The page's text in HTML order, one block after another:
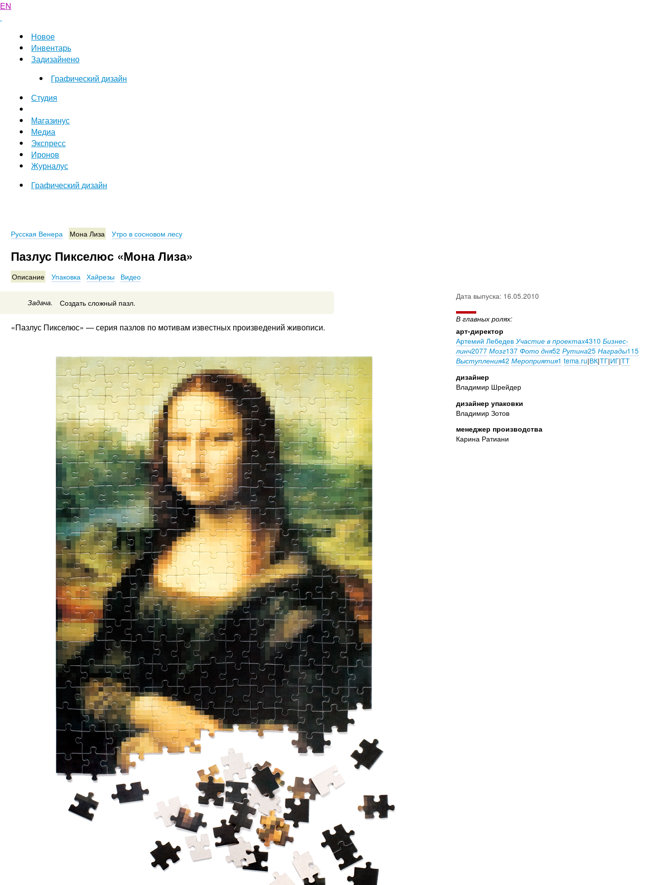
EN
Новое
Инвентарь
Задизайнено
Графический дизайн
Студия
Магазинус
Медиа
Экспресс
Иронов
Журналус
Графический дизайн
Русская Венера Мона Лиза Утро в сосновом лесу
Пазлус Пикселюс «Мона Лиза»
Описание Упаковка Хайрезы Видео
Задача. Создать сложный пазл.
«Пазлус Пикселюс» — серия пазлов по мотивам известных произведений живописи.
Дата выпуска: 16.05.2010
В главных ролях:
арт-директор
Артемий Лебедев Участие в проектах4310 Бизнес-
линч2077 Мозг137 Фото дня52 Рутина25 Награды115
Выступления42 Мероприятия1 tema.ru|ВК|ТГ|ИГ|ТТ
дизайнер
Владимир Шрейдер
дизайнер упаковки
Владимир Зотов
менеджер производства
Карина Ратиани